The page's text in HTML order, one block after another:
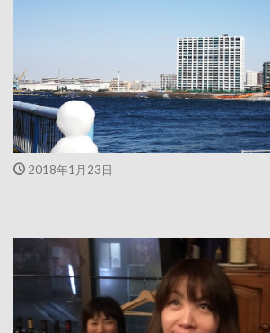
2018年1月23日